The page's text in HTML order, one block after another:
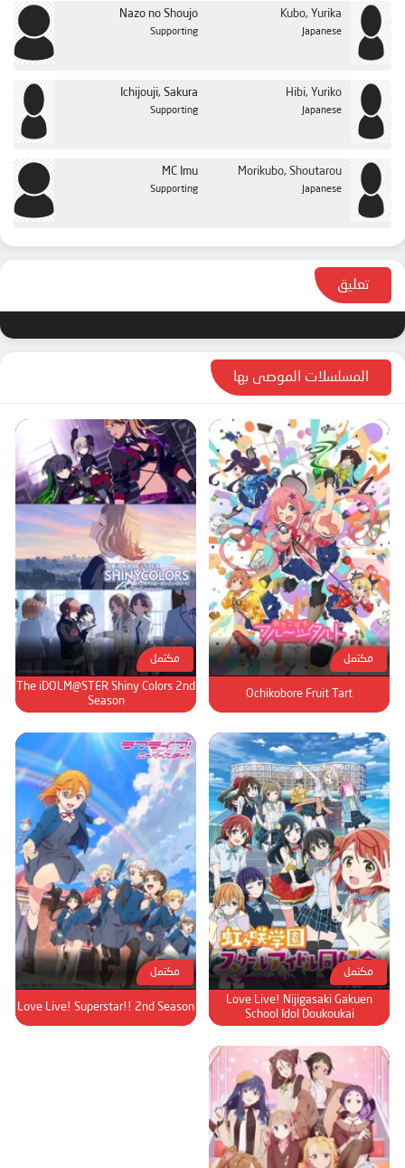
Nazo no Shoujo
Supporting
Kubo, Yurika
Japanese
Ichijouji, Sakura
Supporting
Hibi, Yuriko
Japanese
MC Imu
Supporting
Morikubo, Shoutarou
Japanese
تعليق
المسلسلات الموصى بها
مكتمل
Ochikobore Fruit Tart
مكتمل
The iDOLM@STER Shiny Colors 2nd
Season
مكتمل
Love Live! Nijigasaki Gakuen
School Idol Doukoukai
مكتمل
Love Live! Superstar!! 2nd Season